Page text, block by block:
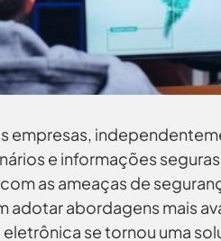
empresas,
e informações
as ameaças de
adotar abordagens mais
se tornou uma